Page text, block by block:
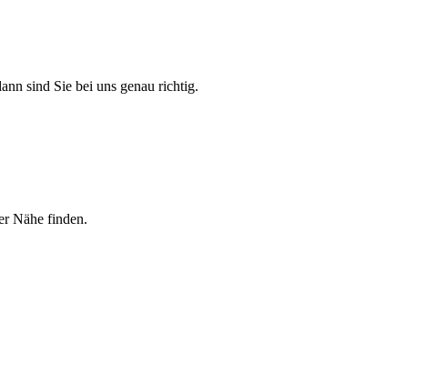
sind Sie bei uns genau richtig.
Nähe finden.